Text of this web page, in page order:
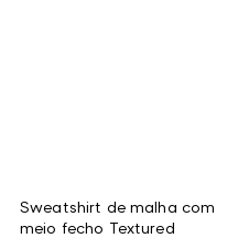
Sweatshirt de malha com
meio fecho Textured